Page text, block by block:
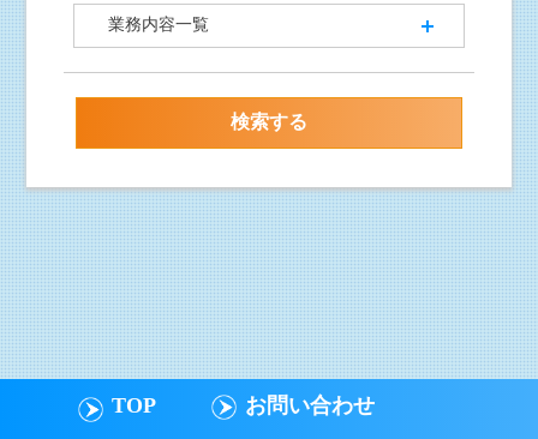
業務内容一覧
TOP お問い合わせ